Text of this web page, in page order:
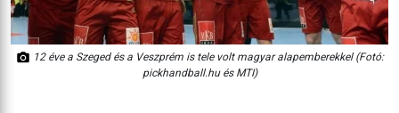
12 éve a Szeged és a Veszprém is tele volt magyar alapemberekkel (Fotó:
pickhandball.hu és MTI)